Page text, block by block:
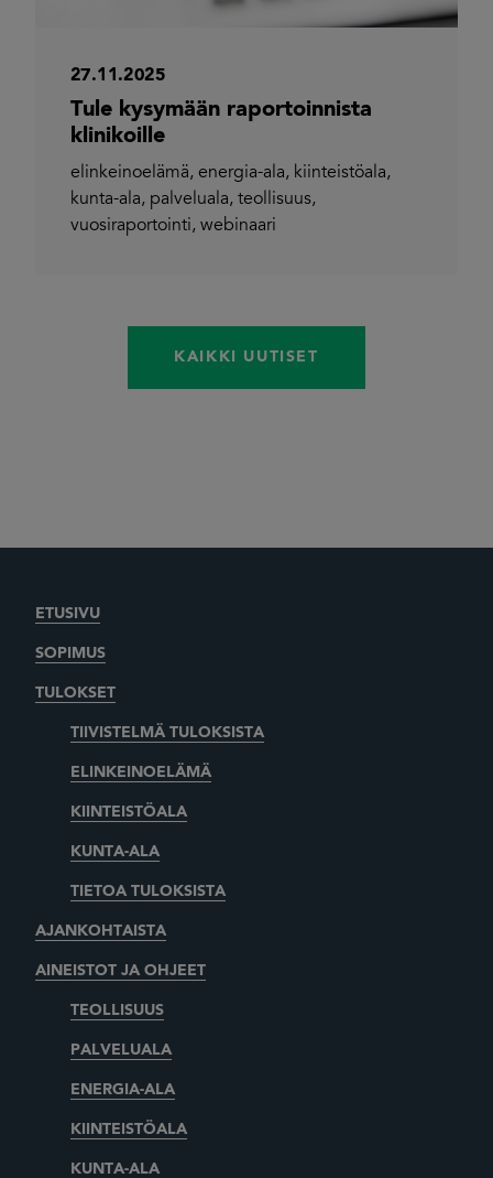
27.11.2025
Tule kysymään raportoinnista
klinikoille
elinkeinoelämä, energia-ala, kiinteistöala,
kunta-ala, palveluala, teollisuus,
vuosiraportointi, webinaari
KAIKKI UUTISET
ETUSIVU
SOPIMUS
TULOKSET
TIIVISTELMÄ TULOKSISTA
ELINKEINOELÄMÄ
KIINTEISTÖALA
KUNTA-ALA
TIETOA TULOKSISTA
AJANKOHTAISTA
AINEISTOT JA OHJEET
TEOLLISUUS
PALVELUALA
ENERGIA-ALA
KIINTEISTÖALA
KUNTA-ALA